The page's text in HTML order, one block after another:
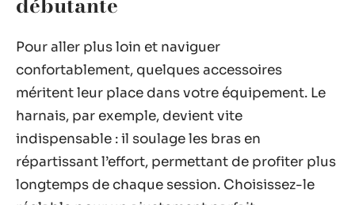
Pour aller plus loin et naviguer
confortablement, quelques accessoires
méritent leur place dans votre équipement. Le
harnais, par exemple, devient vite
indispensable : il soulage les bras en
répartissant l’effort, permettant de profiter plus
longtemps de chaque session. Choisissez-le